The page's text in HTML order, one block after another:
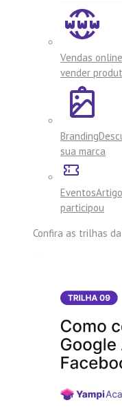
Vendas online
vender
Branding
sua marca
Eventos
participou
Confira as trilhas da